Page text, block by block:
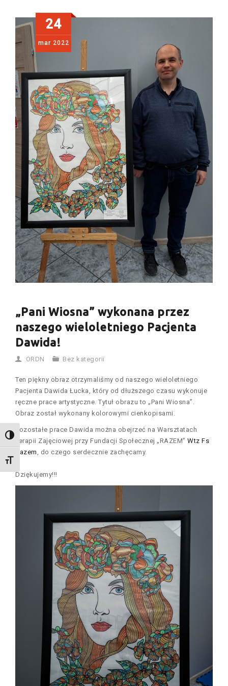
TOGGLE HIGH CONTRAST
TOGGLE FONT SIZE
24
mar 2022
„Pani Wiosna” wykonana przez
naszego wieloletniego Pacjenta
Dawida!
ORDN Bez kategorii
Ten piękny obraz otrzymaliśmy od naszego wieloletniego
Pacjenta Dawida Łucka, który od dłuższego czasu wykonuje
ręczne prace artystyczne. Tytuł obrazu to „Pani Wiosna”.
Obraz został wykonany kolorowymi cienkopisami.
Pozostałe prace Dawida można obejrzeć na Warsztatach
Terapii Zajęciowej przy Fundacji Społecznej „RAZEM” Wtz Fs
Razem, do czego serdecznie zachęcamy.
Dziękujemy!!!